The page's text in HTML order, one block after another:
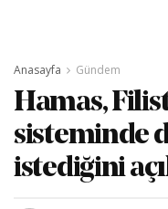
Anasayfa Gündem
Hamas,
sisteminde
istediğini